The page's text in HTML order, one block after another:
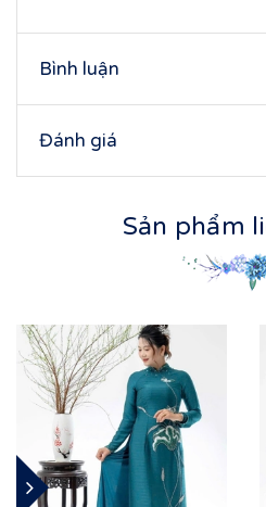
Bình luận
Đánh giá
Sản phẩm